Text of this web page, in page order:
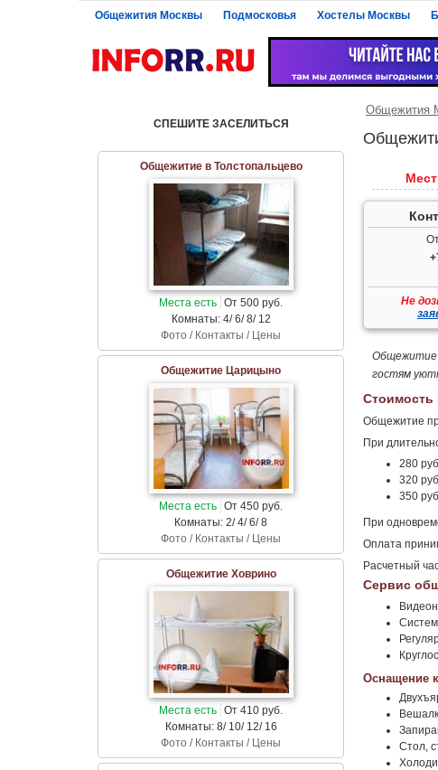
Общежития Москвы Подмосковья Хостелы Москвы
СПЕШИТЕ ЗАСЕЛИТЬСЯ
Общежитие в Толстопальцево
Места есть От 500 руб.
Комнаты: 4/ 6/ 8/ 12
Фото / Контакты / Цены
Общежитие Царицыно
Места есть От 450 руб.
Комнаты: 2/ 4/ 6/ 8
Фото / Контакты / Цены
Общежитие Ховрино
Места есть От 410 руб.
Комнаты: 8/ 10/ 12/ 16
Фото / Контакты / Цены
Общежития
Не
Общежитие
гостям
Общежитие
При
280
320
350
При
Оплата
Расчетный
Сервис
Оснащение
Стол,